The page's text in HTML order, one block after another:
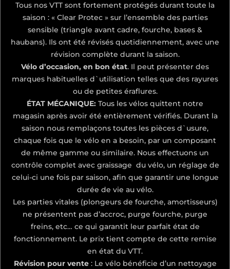
Tous nos VTT sont fortement protégés durant toute la
saison : « Clear Protec » sur l’ensemble des parties
sensible (triangle avant cadre, fourche, bases &
haubans). Ils ont été révisés quotidiennement, avec une
révision complète durant la saison.
Vélo d’occasion, en bon état. Il peut présenter des
marques habituelles d`utilisation telles que des rayures
ou de petites éraflures.
ÉTAT MÉCANIQUE: Tous les vélos quittent notre
magasin après avoir été entièrement vérifiés. Durant la
saison nous remplaçons toutes les pièces d`usure,
chaque fois que le vélo en a besoin, par un composant
de même gamme ou similaire. Nous effectuons un
contrôle complet avec graissage du vélo, un réglage de
celui-ci une fois par saison, afin que garantir une longue
durée de vie au vélo.
Les parties vitales (plongeurs de fourche, amortisseurs)
ne présentent pas d’accroc, purge fourche, purge
freins, etc… ce qui garantit leur parfait état de
fonctionnement. Le prix tient compte de cette remise
en état du VTT.
Révision pour vente : Le vélo bénéficie d’un nettoyage